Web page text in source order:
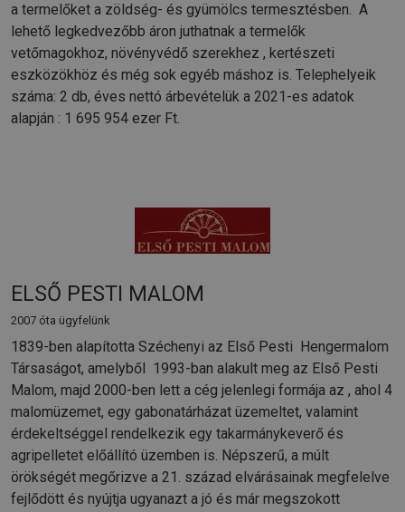
a termelőket a zöldség- és gyümölcs termesztésben. A
lehető legkedvezőbb áron juthatnak a termelők
vetőmagokhoz, növényvédő szerekhez , kertészeti
eszközökhöz és még sok egyéb máshoz is. Telephelyeik
száma: 2 db, éves nettó árbevételük a 2021-es adatok
alapján : 1 695 954 ezer Ft.
ELSŐ PESTI MALOM
2007 óta ügyfelünk
1839-ben alapította Széchenyi az Első Pesti Hengermalom
Társaságot, amelyből 1993-ban alakult meg az Első Pesti
Malom, majd 2000-ben lett a cég jelenlegi formája az , ahol 4
malomüzemet, egy gabonatárházat üzemeltet, valamint
érdekeltséggel rendelkezik egy takarmánykeverő és
agripelletet előállító üzemben is. Népszerű, a múlt
örökségét megőrizve a 21. század elvárásainak megfelelve
fejlődött és nyújtja ugyanazt a jó és már megszokott